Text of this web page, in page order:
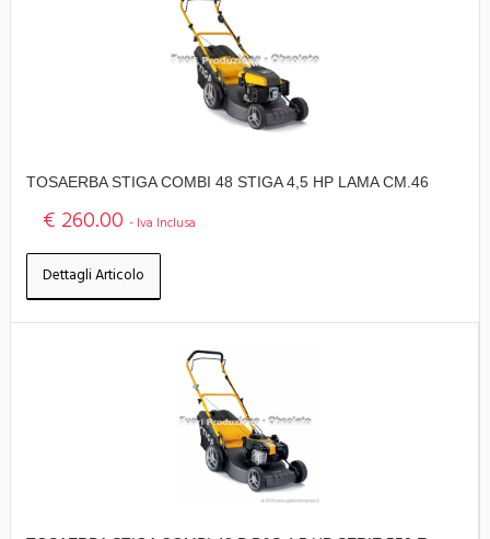
TOSAERBA STIGA COMBI 48 STIGA 4,5 HP LAMA CM.46
€ 260.00 - Iva Inclusa
Dettagli Articolo